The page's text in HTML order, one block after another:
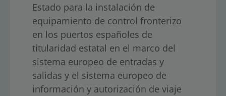
Estado para la instalación de
equipamiento de control fronterizo
en los puertos españoles de
titularidad estatal en el marco del
sistema europeo de entradas y
salidas y el sistema europeo de
información y autorización de viaje